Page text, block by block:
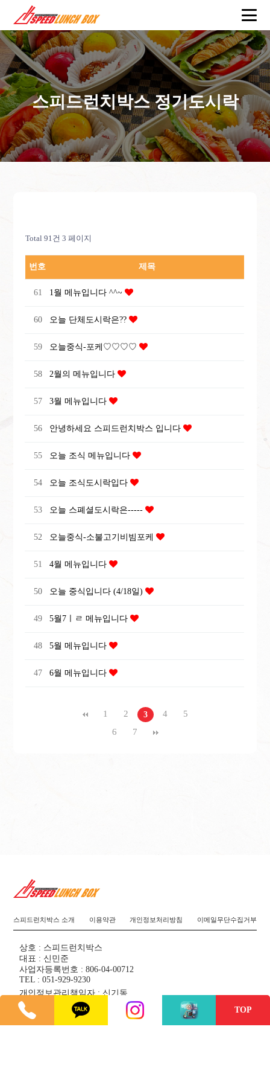
스피드런치박스 정기도시락
Total 91건 3 페이지
번호 제목
61 1월 메뉴입니다 ^^~
60 오늘 단체도시락은??
59 오늘중식-포케♡♡♡♡
58 2월의 메뉴입니다
57 3월 메뉴입니다
56 안녕하세요 스피드런치박스 입니다
55 오늘 조식 메뉴입니다
54 오늘 조식도시락입다
53 오늘 스폐셜도시락은-----
52 오늘중식-소불고기비빔포케
51 4월 메뉴입니다
50 오늘 중식입니다 (4/18일)
49 5월7ㅣㄹ 메뉴입니다
48 5월 메뉴입니다
47 6월 메뉴입니다
1 2 3 4
5
6
7
스피드런치박스 소개 이용약관 개인정보처리방침 이메일무단수집거부
상호 : 스피드런치박스
대표 : 신민준
사업자등록번호 : 806-04-00712
TEL : 051-929-9230
개인정보관리책임자 : 신기동
주소 : 부산광역시 수영구 무학로22번길 3, 1층(광안동)
TOP